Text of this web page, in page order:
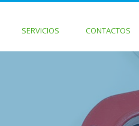
SERVICIOS CONTACTOS